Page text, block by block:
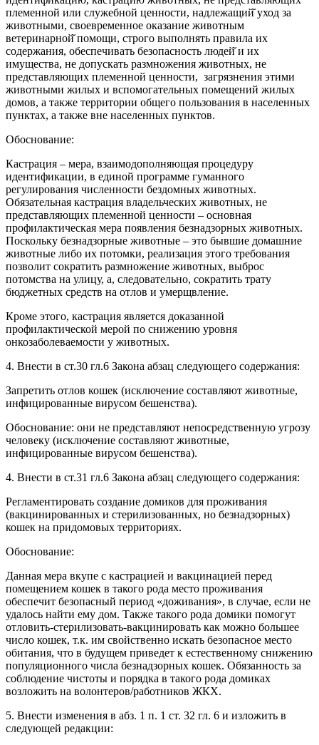
племенной или служебной ценности, надлежащий̆ уход за
животными, своевременное оказание животным
ветеринарной̆ помощи, строго выполнять правила их
содержания, обеспечивать безопасность людей̆ и их
имущества, не допускать размножения животных, не
представляющих племенной ценности, загрязнения этими
животными жилых и вспомогательных помещений жилых
домов, а также территории общего пользования в населенных
пунктах, а также вне населенных пунктов.
Обоснование:
Кастрация – мера, взаимодополняющая процедуру
идентификации, в единой программе гуманного
регулирования численности бездомных животных.
Обязательная кастрация владельческих животных, не
представляющих племенной ценности – основная
профилактическая мера появления безнадзорных животных.
Поскольку безнадзорные животные – это бывшие домашние
животные либо их потомки, реализация этого требования
позволит сократить размножение животных, выброс
потомства на улицу, а, следовательно, сократить трату
бюджетных средств на отлов и умерщвление.
Кроме этого, кастрация является доказанной
профилактической мерой по снижению уровня
онкозаболеваемости у животных.
4. Внести в ст.30 гл.6 Закона абзац следующего содержания:
Запретить отлов кошек (исключение составляют животные,
инфицированные вирусом бешенства).
Обоснование: они не представляют непосредственную угрозу
человеку (исключение составляют животные,
инфицированные вирусом бешенства).
4. Внести в ст.31 гл.6 Закона абзац следующего содержания:
Регламентировать создание домиков для проживания
(вакцинированных и стерилизованных, но безнадзорных)
кошек на придомовых территориях.
Обоснование:
Данная мера вкупе с кастрацией и вакцинацией перед
помещением кошек в такого рода место проживания
обеспечит безопасный период «доживания», в случае, если не
удалось найти ему дом. Также такого рода домики помогут
отловить-стерилизовать-вакцинировать как можно большее
число кошек, т.к. им свойственно искать безопасное место
обитания, что в будущем приведет к естественному снижению
популяционного числа безнадзорных кошек. Обязанность за
соблюдение чистоты и порядка в такого рода домиках
возложить на волонтеров/работников ЖКХ.
5. Внести изменения в абз. 1 п. 1 ст. 32 гл. 6 и изложить в
следующей редакции: